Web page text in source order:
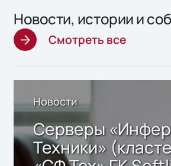
Новости, истории и
Смотреть все
Новости
Серверы
Техники»